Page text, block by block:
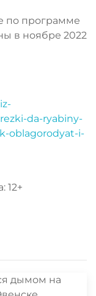
по программе
в ноябре 2022
da-ryabiny-
oblagorodyat-i-
12+